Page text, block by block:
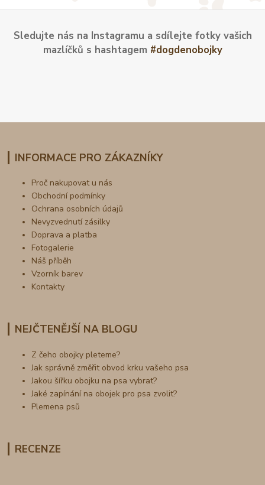
Sledujte nás na Instagramu a sdílejte fotky vašich
mazlíčků s hashtagem #dogdenobojky
INFORMACE PRO ZÁKAZNÍKY
Proč nakupovat u nás
Obchodní podmínky
Ochrana osobních údajů
Nevyzvednutí zásilky
Doprava a platba
Fotogalerie
Náš příběh
Vzorník barev
Kontakty
NEJČTENĚJŠÍ NA BLOGU
Z čeho obojky pleteme?
Jak správně změřit obvod krku vašeho psa
Jakou šířku obojku na psa vybrat?
Jaké zapínání na obojek pro psa zvolit?
Plemena psů
RECENZE